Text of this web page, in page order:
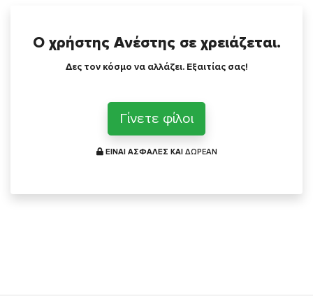
Ο χρήστης Ανέστης σε χρειάζεται.
Δες τον κόσμο να αλλάζει. Εξαιτίας σας!
Γίνετε φίλοι
ΕΙΝΑΙ ΑΣΦΑΛΕΣ ΚΑΙ ΔΩΡΕΑΝ